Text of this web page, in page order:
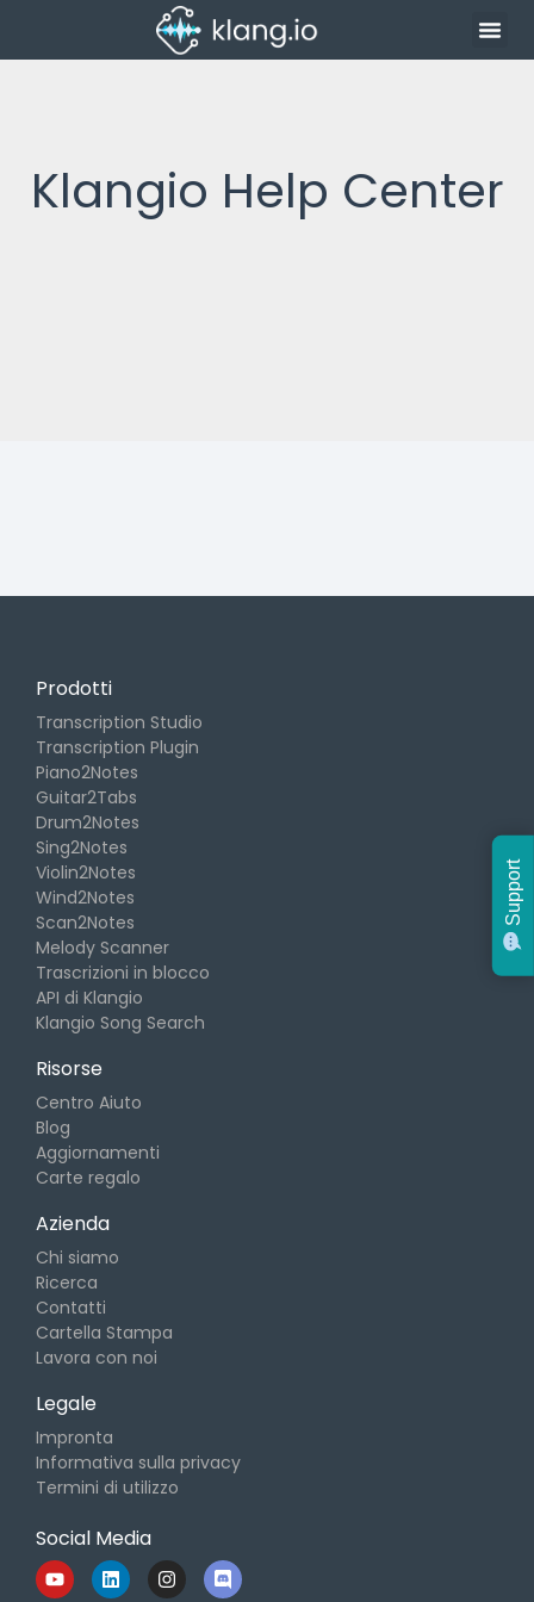
Klangio Help Center
Prodotti
Transcription Studio
Transcription Plugin
Piano2Notes
Guitar2Tabs
Drum2Notes
Sing2Notes
Violin2Notes
Wind2Notes
Scan2Notes
Melody Scanner
Trascrizioni in blocco
API di Klangio
Klangio Song Search
Risorse
Centro Aiuto
Blog
Aggiornamenti
Carte regalo
Azienda
Chi siamo
Ricerca
Contatti
Cartella Stampa
Lavora con noi
Legale
Impronta
Informativa sulla privacy
Termini di utilizzo
Social Media
Support